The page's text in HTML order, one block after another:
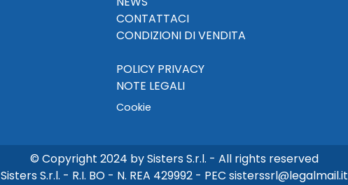
CONTATTACI
CONDIZIONI DI VENDITA
POLICY PRIVACY
NOTE LEGALI
Cookie
© Copyright 2024 by Sisters S.r.l. - All rights reserved
Sisters S.r.l. - R.I. BO - N. REA 429992 - PEC sisterssrl@legalmail.it